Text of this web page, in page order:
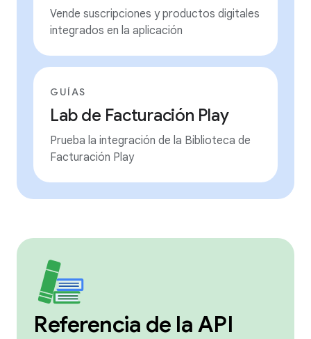
Vende suscripciones y productos digitales
integrados en la aplicación
GUÍAS
Lab de Facturación Play
Prueba la integración de la Biblioteca de
Facturación Play
Referencia de la API